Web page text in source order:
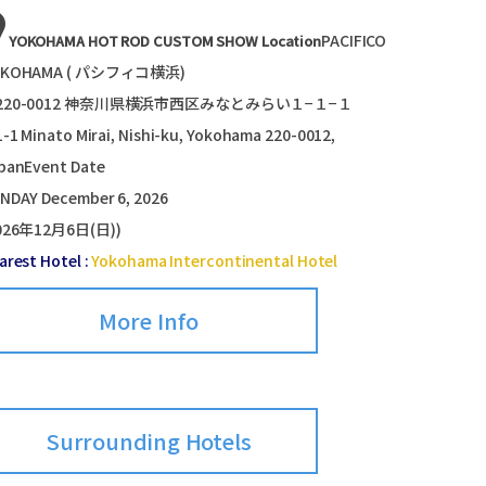
YOKOHAMA HOT ROD CUSTOM SHOW LocationPACIFICO
( パシフィコ横浜)
0012 神奈川県横浜市西区みなとみらい１−１−１
1 Minato Mirai, Nishi-ku, Yokohama 220-0012,
Date
December 6, 2026
年12月6日(日))
Hotel :Yokohama Intercontinental Hotel
More Info
Surrounding Hotels